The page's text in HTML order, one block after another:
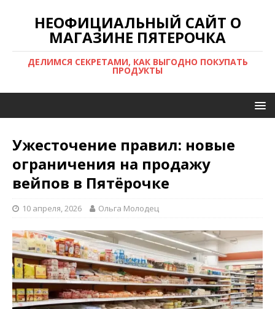
НЕОФИЦИАЛЬНЫЙ САЙТ О
МАГАЗИНЕ ПЯТЕРОЧКА
ДЕЛИМСЯ СЕКРЕТАМИ, КАК ВЫГОДНО ПОКУПАТЬ
ПРОДУКТЫ
Ужесточение правил: новые
ограничения на продажу
вейпов в Пятёрочке
10 апреля, 2026 Ольга Молодец